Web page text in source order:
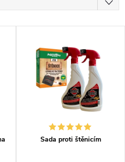
Sada proti štěnicím